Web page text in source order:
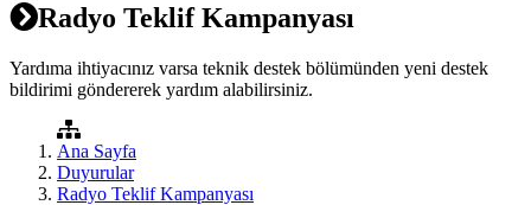
Radyo Teklif Kampanyası
Yardıma ihtiyacınız varsa teknik destek bölümünden yeni destek
bildirimi göndererek yardım alabilirsiniz.
Ana Sayfa
Duyurular
Radyo Teklif Kampanyası